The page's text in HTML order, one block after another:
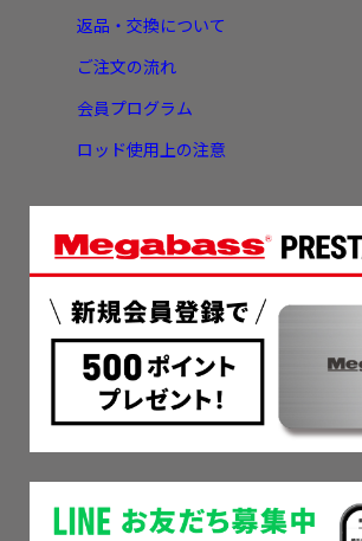
返品・交換について
ご注文の流れ
会員プログラム
ロッド使用上の注意